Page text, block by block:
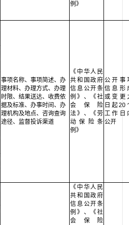
例》
事项名称、事项简述、办
理材料、办理方式、办理
时限、结果送达、收费依
据及标准、办事时间、办
理机构及地点、咨询查询
途径、监督投诉渠道
《中华人民
共和国政府
信息公开条
例》、《社
会保险
法》、《劳
动保险条
例》
公开事
信息形
或变更
日起20
工作日
公开
《中华人民
共和国政府
信息公开条
例》、《社
会保险